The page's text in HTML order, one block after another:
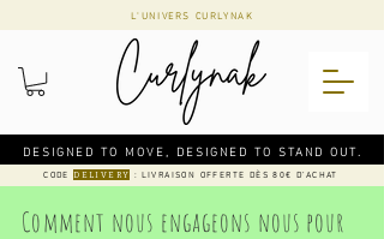
DESIGNED TO MOVE, DESIGNED TO STAND OUT.
L'UNIVERS CURLYNAK
CODEDELIVERY : LIVRAISON OFFERTE DÈS 80€ D'ACHAT
Comment nous engageons nous pour